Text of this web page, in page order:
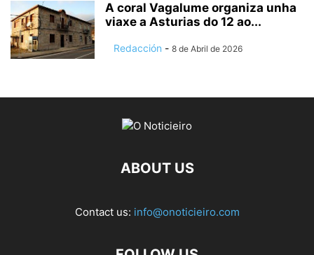
A coral Vagalume organiza unha
viaxe a Asturias do 12 ao...
Redacción - 8 de Abril de 2026
ABOUT US
Contact us: info@onoticieiro.com